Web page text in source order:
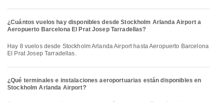
¿Cuántos vuelos hay disponibles desde Stockholm Arlanda Airport a
Aeropuerto Barcelona El Prat Josep Tarradellas?
Hay 8 vuelos desde Stockholm Arlanda Airport hasta Aeropuerto Barcelona
El Prat Josep Tarradellas.
¿Qué terminales e instalaciones aeroportuarias están disponibles en
Stockholm Arlanda Airport?